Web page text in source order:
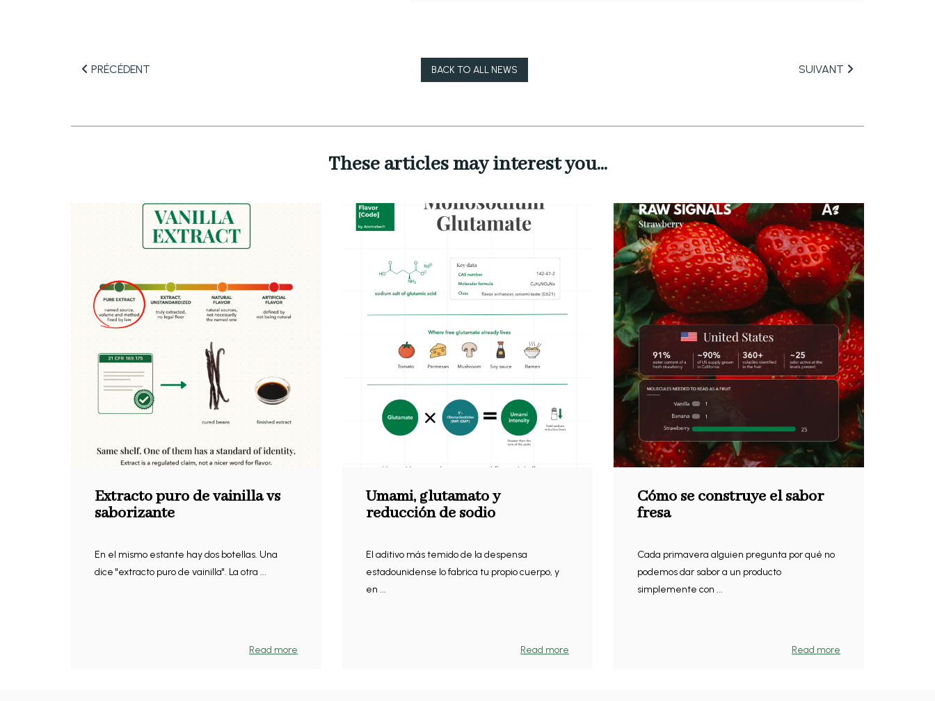
PRÉCÉDENT BACK TO ALL NEWS SUIVANT
These articles may interest you...
Extracto puro de vainilla vs
saborizante
En el mismo estante hay dos botellas. Una
dice "extracto puro de vainilla". La otra ...
Read more
Umami, glutamato y
reducción de sodio
El aditivo más temido de la despensa
estadounidense lo fabrica tu propio cuerpo, y
en ...
Read more
Cómo se construye el sabor
fresa
Cada primavera alguien pregunta por qué no
podemos dar sabor a un producto
simplemente con ...
Read more